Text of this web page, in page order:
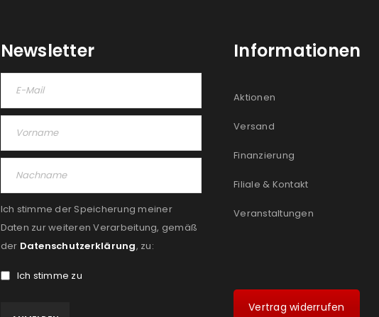
Newsletter
Ich stimme der Speicherung meiner
Daten zur weiteren Verarbeitung, gemäß
der Datenschutzerklärung, zu:
Ich stimme zu
Informationen
Aktionen
Versand
Finanzierung
Filiale & Kontakt
Veranstaltungen
Vertrag widerrufen